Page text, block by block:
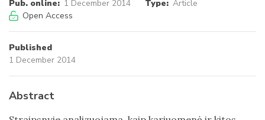
Pub. online: 1 December 2014 Type: Article
Open Access
Published
1 December 2014
Abstract